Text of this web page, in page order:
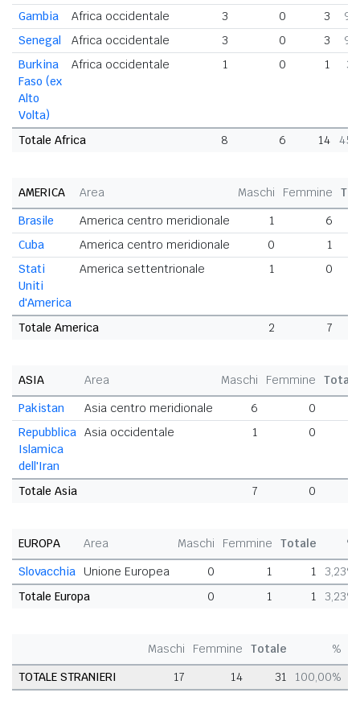
Gambia
Africa occidentale 3 0 3
Senegal
Africa occidentale 3 0 3
Burkina
Faso (ex
Alto
Volta)
Africa occidentale 1 0 1
Totale Africa 8 6 14
AMERICA Area Maschi Femmine
Brasile
America centro meridionale 1
6
Cuba
America centro meridionale 0
1
Stati
Uniti
d'America
America settentrionale 1 0
Totale America 2 7
ASIA Area Maschi Femmine
Totale
Pakistan
Asia centro meridionale 6 0
Repubblica
Islamica
dell'Iran
Asia occidentale 1 0
Totale Asia 7 0
EUROPA Area Maschi Femmine Totale
%
Slovacchia
Unione Europea 0 1 1
3,23%
Totale Europa
0 1 1 3,23%
Maschi Femmine Totale
%
TOTALE STRANIERI
17 14 31 100,00%